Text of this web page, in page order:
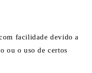
facilidade devido a
ou o uso de certos